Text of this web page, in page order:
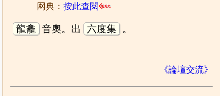
网典：按此查閱
龍龕 音奧。出 六度集 。
《論壇交流》